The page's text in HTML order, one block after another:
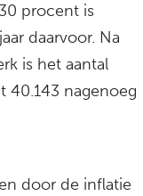
procent is
daarvoor. Na
is het aantal
40.143 nagenoeg
door de inflatie